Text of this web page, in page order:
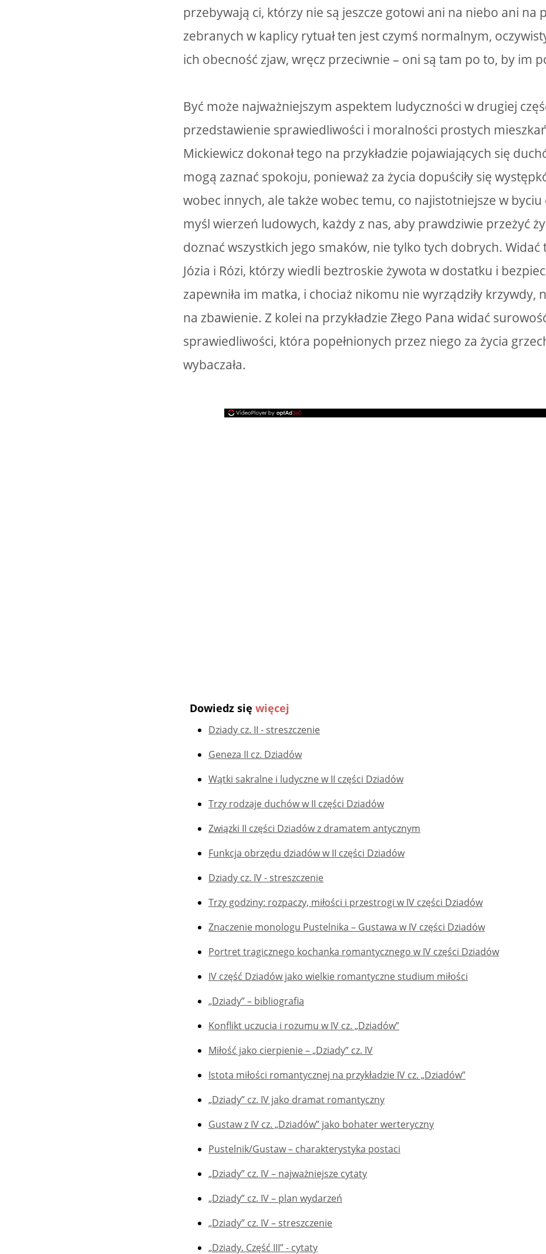
przebywają ci, którzy nie są jeszcze gotowi ani na niebo ani na
zebranych w kaplicy rytuał ten jest czymś normalnym,
ich obecność zjaw, wręcz przeciwnie – oni są tam po to, by im
Być może najważniejszym aspektem ludyczności w drugiej
przedstawienie sprawiedliwości i moralności prostych
Mickiewicz dokonał tego na przykładzie pojawiających się
mogą zaznać spokoju, ponieważ za życia dopuściły się
wobec innych, ale także wobec temu, co najistotniejsze w byciu
myśl wierzeń ludowych, każdy z nas, aby prawdziwie przeżyć
doznać wszystkich jego smaków, nie tylko tych dobrych. Widać
Józia i Rózi, którzy wiedli beztroskie żywota w dostatku i
zapewniła im matka, i chociaż nikomu nie wyrządziły krzywdy,
na zbawienie. Z kolei na przykładzie Złego Pana widać
sprawiedliwości, która popełnionych przez niego za życia
wybaczała.
Dowiedz się więcej
Dziady cz. II - streszczenie
Geneza II cz. Dziadów
Wątki sakralne i ludyczne w II części Dziadów
Trzy rodzaje duchów w II części Dziadów
Związki II części Dziadów z dramatem antycznym
Funkcja obrzędu dziadów w II części Dziadów
Dziady cz. IV - streszczenie
Trzy godziny: rozpaczy, miłości i przestrogi w IV części Dziadów
Znaczenie monologu Pustelnika – Gustawa w IV części Dziadów
Portret tragicznego kochanka romantycznego w IV części Dziadów
IV część Dziadów jako wielkie romantyczne studium miłości
„Dziady” – bibliografia
Konflikt uczucia i rozumu w IV cz. „Dziadów”
Miłość jako cierpienie – „Dziady” cz. IV
Istota miłości romantycznej na przykładzie IV cz. „Dziadów”
„Dziady” cz. IV jako dramat romantyczny
Gustaw z IV cz. „Dziadów” jako bohater werteryczny
Pustelnik/Gustaw – charakterystyka postaci
„Dziady” cz. IV – najważniejsze cytaty
„Dziady” cz. IV – plan wydarzeń
„Dziady” cz. IV – streszczenie
„Dziady. Część III” - cytaty